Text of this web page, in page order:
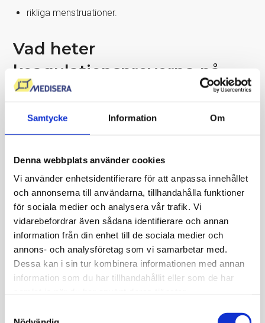
Samtycke Information Om
Denna webbplats använder cookies
Vi använder enhetsidentifierare för att anpassa innehållet
och annonserna till användarna, tillhandahålla funktioner
för sociala medier och analysera vår trafik. Vi
vidarebefordrar även sådana identifierare och annan
information från din enhet till de sociala medier och
annons- och analysföretag som vi samarbetar med.
Dessa kan i sin tur kombinera informationen med annan
information som du har tillhandahållit eller som de har
rikliga menstruationer.
Vad heter
koagulationsproverna på
engelska?
Om du ska genomgå en operation eller medicinsk
behandling utomlands kan vårdgivaren be om aktuella
under och efter ingreppet. De svenska analyserna har
ofta andra namn på engelska, vilket kan göra det svårt att
veta vilka prover som efterfrågas.
Coagulation Profile eller Clotting
Profile
Inför operationer utomlands efterfrågas ofta en
koagulationsprover som vanligtvis omfattar PT/INR,